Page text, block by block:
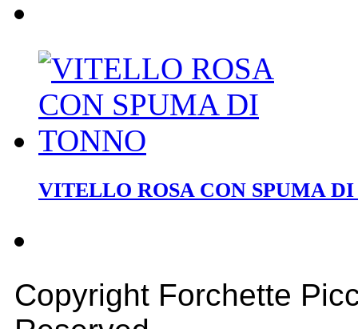
VITELLO ROSA CON SPUMA
Copyright Forchette